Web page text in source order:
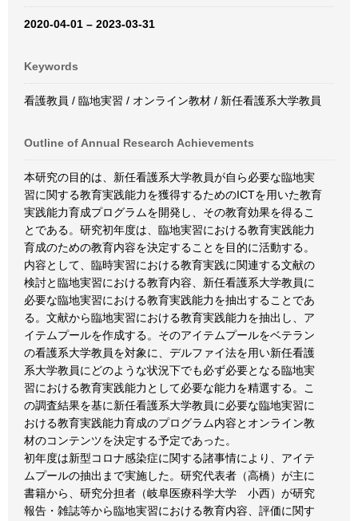
2020-04-01 – 2023-03-31
Keywords
看護教員 / 臨地実習 / オンライン教材 / 新任看護系大学教員
Outline of Annual Research Achievements
本研究の目的は、新任看護系大学教員が自ら必要な臨地実
習に関する教育実践能力を獲得するためのICTを用いた教育
実践能力育成プログラムを開発し、その教育効果を得るこ
とである。研究初年度は、臨地実習における教育実践能力
育成のための教育内容を決定することを目的に活動する。
内容として、臨時実習における教育実践に関連する文献の
検討と臨地実習における教育内容、新任看護系大学教員に
必要な臨地実習における教育実践能力を抽出することであ
る。文献から臨地実習における教育実践能力を抽出し、ア
イテムプールを作成する。そのアイテムプールをベテラン
の看護系大学教員を対象に、デルファイ法を用い新任看護
系大学教員にどのような状況下でも必ず必要となる臨地実
習における教育実践能力として必要な能力を精選する。こ
の調査結果を基に新任看護系大学教員に必要な臨地実習に
おける教育実践能力育成のプログラム内容とオンライン教
材のコンテンツを決定する予定であった。
初年度は新型コロナ感染症に関する諸事情により、アイテ
ムプールの抽出まで実施した。研究代表者（高橋）が主に
書籍から、研究分担者（岐阜医療科学大学 小西）が研究
報告・雑誌等から臨地実習における教育内容、評価に関す